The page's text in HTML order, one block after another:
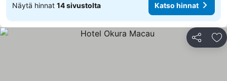
Näytä hinnat 14 sivustolta Katso hinnat
Jaa